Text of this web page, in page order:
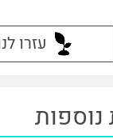
עזרו